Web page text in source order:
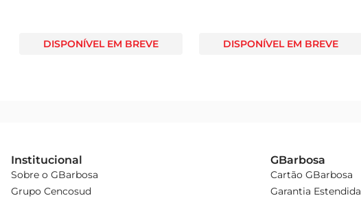
DISPONÍVEL EM BREVE DISPONÍVEL EM BREVE
Institucional
Sobre o GBarbosa
Grupo Cencosud
GBarbosa
Cartão GBarbosa
Garantia Estendida